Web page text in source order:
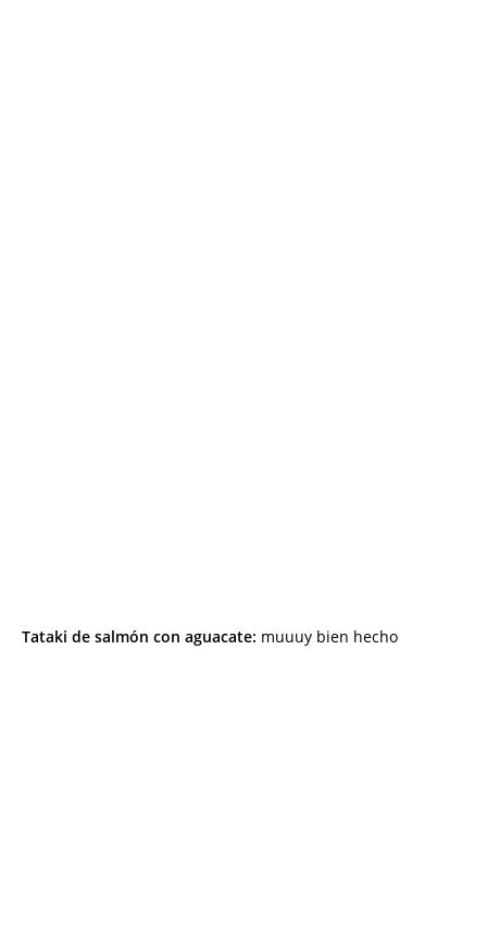
Tataki de salmón con aguacate: muuuy bien hecho